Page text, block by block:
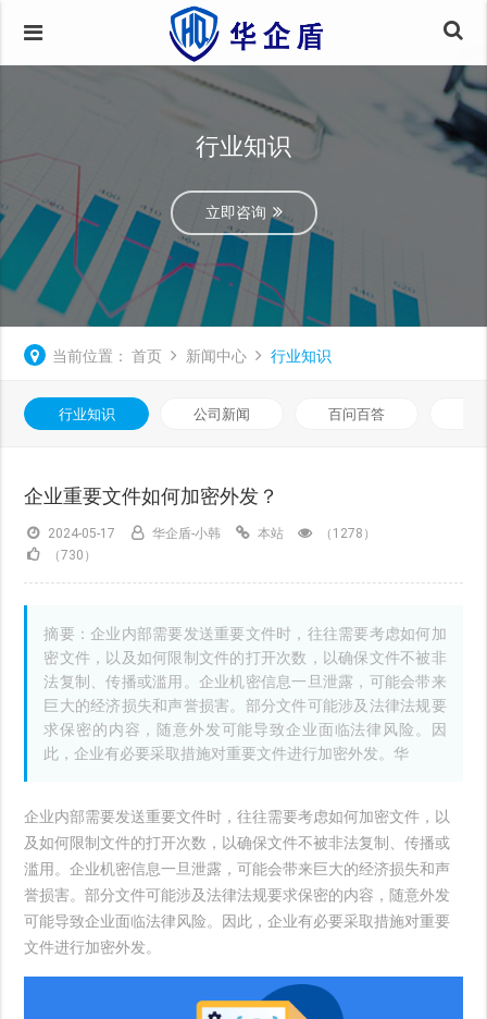
行业知识
立即咨询
当前位置： 首页 新闻中心 行业知识
行业知识 公司新闻 百问百答
企业重要文件如何加密外发？
2024-05-17 华企盾-小韩 本站
（1278）
（730）
摘要：企业内部需要发送重要文件时，往往需要考虑如何加
密文件，以及如何限制文件的打开次数，以确保文件不被非
法复制、传播或滥用。企业机密信息一旦泄露，可能会带来
巨大的经济损失和声誉损害。部分文件可能涉及法律法规要
求保密的内容，随意外发可能导致企业面临法律风险。因
此，企业有必要采取措施对重要文件进行加密外发。华
企业内部需要发送重要文件时，往往需要考虑如何加密文件，以
及如何限制文件的打开次数，以确保文件不被非法复制、传播或
滥用。企业机密信息一旦泄露，可能会带来巨大的经济损失和声
誉损害。部分文件可能涉及法律法规要求保密的内容，随意外发
可能导致企业面临法律风险。因此，企业有必要采取措施对重要
文件进行加密外发。